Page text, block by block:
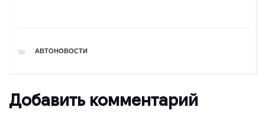
РУБРИКИ
АВТОНОВОСТИ
Добавить комментарий